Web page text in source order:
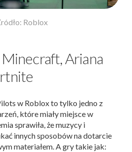
Roblox
Ariana
w Roblox to tylko jedno z
które miały miejsce w
sprawiła, że muzycy i
innych sposobów na dotarcie
materiałem. A gry takie jak: